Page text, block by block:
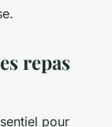
repas
pour